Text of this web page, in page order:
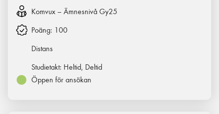
Komvux – Ämnesnivå Gy25
Poäng: 100
Distans
Studietakt: Heltid, Deltid
Öppen för ansökan